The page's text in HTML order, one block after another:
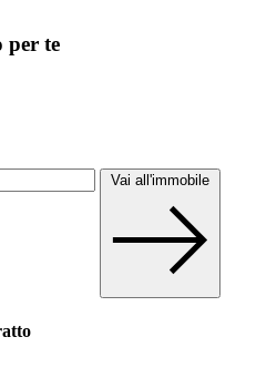
per te
Vai all'immobile